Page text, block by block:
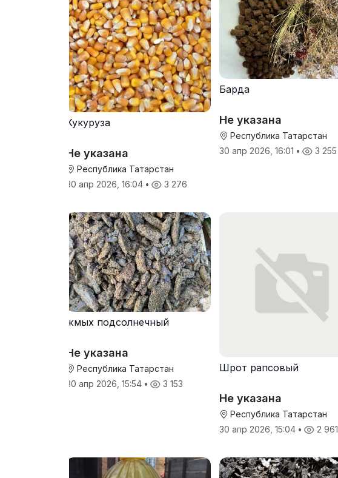
Кукуруза
Не указана
Республика Татарстан
30 апр 2026, 16:04 • 3 276
Барда
Не указана
Республика Татарстан
30 апр 2026, 16:01 • 3 255
жмых подсолнечный
Не указана
Республика Татарстан
30 апр 2026, 15:54 • 3 153
Шрот рапсовый
Не указана
Республика Татарстан
30 апр 2026, 15:04 • 2 961